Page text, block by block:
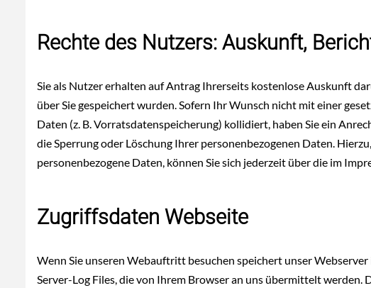
Rechte des Nutzers: Auskunft,
Sie als Nutzer erhalten auf Antrag Ihrerseits kostenlose Auskunft
über Sie gespeichert wurden. Sofern Ihr Wunsch nicht mit einer
Daten (z. B. Vorratsdatenspeicherung) kollidiert, haben Sie ein
die Sperrung oder Löschung Ihrer personenbezogenen Daten.
personenbezogene Daten, können Sie sich jederzeit über die im
Zugriffsdaten Webseite
Wenn Sie unseren Webauftritt besuchen speichert unser
Server-Log Files, die von Ihrem Browser an uns übermittelt werden.